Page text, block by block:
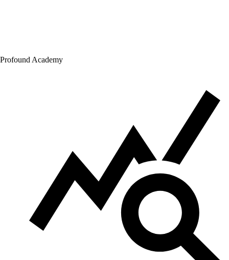
Profound Academy